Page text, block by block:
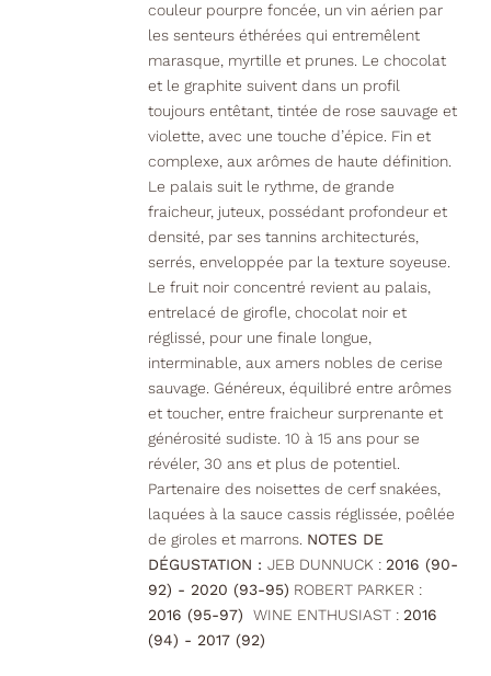
couleur pourpre foncée, un vin aérien par
les senteurs éthérées qui entremêlent
marasque, myrtille et prunes. Le chocolat
et le graphite suivent dans un profil
toujours entêtant, tintée de rose sauvage et
violette, avec une touche d’épice. Fin et
complexe, aux arômes de haute définition.
Le palais suit le rythme, de grande
fraicheur, juteux, possédant profondeur et
densité, par ses tannins architecturés,
serrés, enveloppée par la texture soyeuse.
Le fruit noir concentré revient au palais,
entrelacé de girofle, chocolat noir et
réglissé, pour une finale longue,
interminable, aux amers nobles de cerise
sauvage. Généreux, équilibré entre arômes
et toucher, entre fraicheur surprenante et
générosité sudiste. 10 à 15 ans pour se
révéler, 30 ans et plus de potentiel.
Partenaire des noisettes de cerf snakées,
laquées à la sauce cassis réglissée, poêlée
de giroles et marrons. NOTES DE
DÉGUSTATION : JEB DUNNUCK : 2016 (90-
92) - 2020 (93-95) ROBERT PARKER :
2016 (95-97)
WINE ENTHUSIAST : 2016
(94) - 2017 (92)